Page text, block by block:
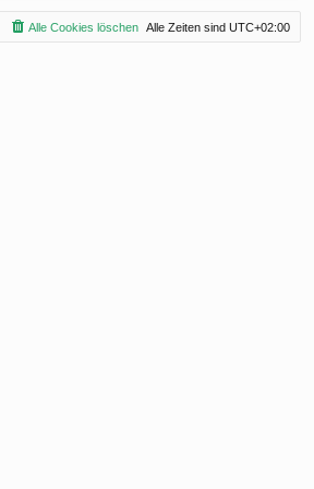
Alle Zeiten sind UTC+02:00
Alle Cookies löschen